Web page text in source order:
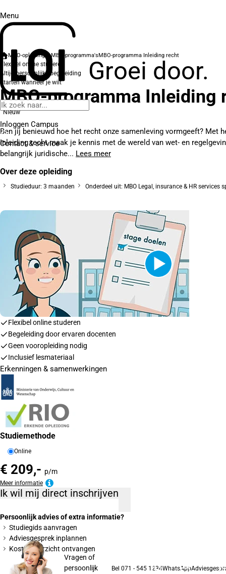
Menu
Groei door.
Inloggen Campus
Contact& service
MBO-opleidingenMBO-programma'sMBO-programma Inleiding recht
Flexibel online studeren
Altijd persoonlijke begeleiding
Starten wanneer je wilt
MBO-programma Inleiding
Nieuw
Ben jij benieuwd hoe het recht onze samenleving vormgeeft? Met
Inleiding recht maak je kennis met de wereld van wet- en
belangrijk juridische... Lees meer
Over deze opleiding
Studieduur: 3 maanden Onderdeel uit: MBO Legal, insurance & HR services
Flexibel online studeren
Begeleiding door ervaren docenten
Geen vooropleiding nodig
Inclusief lesmateriaal
Erkenningen & samenwerkingen
Studiemethode
Online
€ 209,- p/m
Meer informatie
Ik wil mij direct inschrijven
Persoonlijk advies of extra informatie?
Studiegids aanvragen
Adviesgesprek inplannen
Kostenoverzicht ontvangen
Vragen of
persoonlijk
Bel 071 - 545 1234WhatsApp